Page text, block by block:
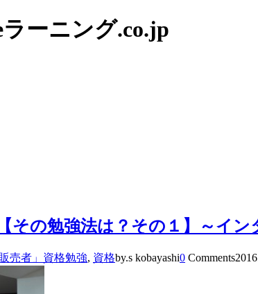
ーニング.co.jp
その勉強法は？その１】～イン
売者」資格勉強, 資格by.s kobayashi0 Comments